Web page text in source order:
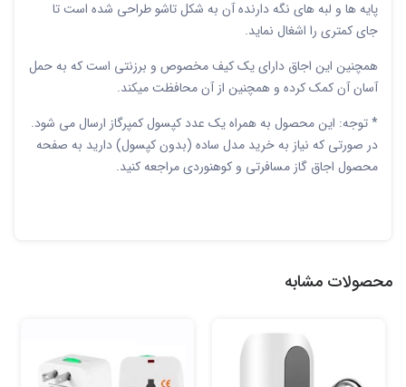
پایه ها و لبه های نگه دارنده آن به شکل تاشو طراحی شده است تا
جای کمتری را اشغال نماید.
همچنین این اجاق دارای یک کیف مخصوص و برزنتی است که به حمل
آسان آن کمک کرده و همچنین از آن محافظت میکند.
* توجه: این محصول به همراه یک عدد کپسول کمپرگاز ارسال می شود.
در صورتی که نیاز به خرید مدل ساده (بدون کپسول) دارید به صفحه
محصول اجاق گاز مسافرتی و کوهنوردی مراجعه کنید.
محصولات مشابه